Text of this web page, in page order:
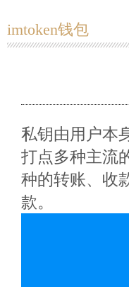
imtoken钱包
私钥由用户本
打点多种主流
种的转账、收
款。